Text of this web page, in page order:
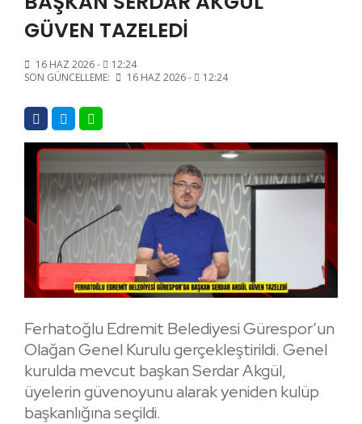
GÜVEN TAZELEDİ
16 HAZ 2026 -
12:24
SON GÜNCELLEME:
16 HAZ 2026 - 12:24
Ferhatoğlu Edremit Belediyesi Gürespor’un
Olağan Genel Kurulu gerçekleştirildi. Genel
kurulda mevcut başkan Serdar Akgül,
üyelerin güvenoyunu alarak yeniden kulüp
başkanlığına seçildi.